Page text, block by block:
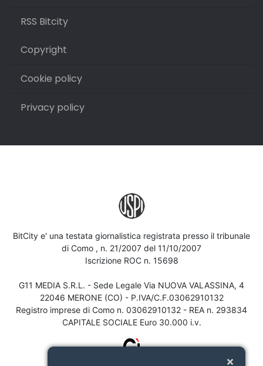
RSS Bitcity
Copyright
Cookie policy
Privacy policy
BitCity e' una testata giornalistica registrata presso il tribunale
di Como , n. 21/2007 del 11/10/2007
Iscrizione ROC n. 15698
G11 MEDIA S.R.L. - Sede Legale Via NUOVA VALASSINA, 4
22046 MERONE (CO) - P.IVA/C.F.03062910132
Registro imprese di Como n. 03062910132 - REA n. 293834
CAPITALE SOCIALE Euro 30.000 i.v.